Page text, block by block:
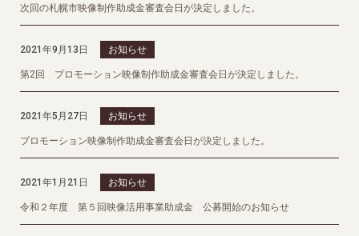
次回の札幌市映像制作助成金審査会日が決定しました。
2021年9月13日 お知らせ
第2回 プロモーション映像制作助成金審査会日が決定しました。
2021年5月27日 お知らせ
プロモーション映像制作助成金審査会日が決定しました。
2021年1月21日 お知らせ
令和２年度 第５回映像活用事業助成金 公募開始のお知らせ